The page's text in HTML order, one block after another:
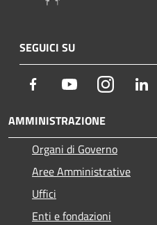
SEGUICI SU
Facebook YoutubeInstagram
AMMINISTRAZIONE
Organi di Governo
Aree Amministrative
Uffici
Enti e fondazioni